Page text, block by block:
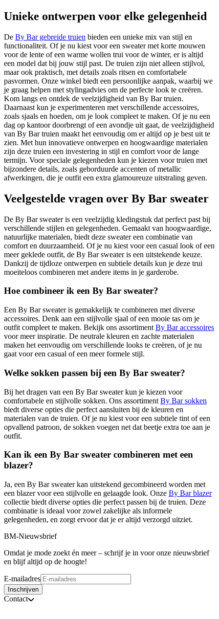
Unieke ontwerpen voor elke gelegenheid
De By Bar gebreide truien bieden een unieke mix van stijl en
functionaliteit. Of je nu kiest voor een sweater met korte mouwen
voor de lente of een warme wollen trui voor de winter, er is altijd
een model dat bij jouw stijl past. De truien zijn niet alleen stijlvol,
maar ook praktisch, met details zoals ritsen en comfortabele
pasvormen. Onze winkel biedt een persoonlijke aanpak, waarbij we
je graag helpen met stylingadvies om de perfecte look te creëren.
Kom langs en ontdek de veelzijdigheid van By Bar truien.
Daarnaast kun je experimenteren met verschillende accessoires,
zoals sjaals en hoeden, om je look compleet te maken. Of je nu een
dag op kantoor doorbrengt of een avondje uit gaat, de veelzijdigheid
van By Bar truien maakt het eenvoudig om er altijd op je best uit te
zien. Met hun innovatieve ontwerpen en hoogwaardige materialen
zijn deze truien een investering in stijl en comfort voor de lange
termijn. Voor speciale gelegenheden kun je kiezen voor truien met
bijzondere details, zoals geborduurde accenten of metallic
afwerkingen, die je outfit een extra glamoureuze uitstraling geven.
Veelgestelde vragen over By Bar sweater
De By Bar sweater is een veelzijdig kledingstuk dat perfect past bij
verschillende stijlen en gelegenheden. Gemaakt van hoogwaardige,
natuurlijke materialen, biedt deze sweater een combinatie van
comfort en duurzaamheid. Of je nu kiest voor een casual look of een
meer geklede outfit, de By Bar sweater is een uitstekende keuze.
Dankzij de tijdloze ontwerpen en subtiele details kun je deze trui
moeiteloos combineren met andere items in je garderobe.
Hoe combineer ik een By Bar sweater?
Een By Bar sweater is gemakkelijk te combineren met diverse
accessoires. Denk aan een stijlvolle sjaal of een mooie tas om je
outfit compleet te maken. Bekijk ons assortiment By Bar accessoires
voor meer inspiratie. De neutrale kleuren en zachte materialen
maken het eenvoudig om verschillende looks te creëren, of je nu
gaat voor een casual of een meer formele stijl.
Welke sokken passen bij een By Bar sweater?
Bij het dragen van een By Bar sweater kun je kiezen voor
comfortabele en stijlvolle sokken. Ons assortiment By Bar sokken
biedt diverse opties die perfect aansluiten bij de kleuren en
materialen van de truien. Of je nu kiest voor een subtiele tint of een
opvallend patroon, de sokken voegen net dat beetje extra toe aan je
outfit.
Kan ik een By Bar sweater combineren met een
blazer?
Ja, een By Bar sweater kan uitstekend gecombineerd worden met
een blazer voor een stijlvolle en gelaagde look. Onze By Bar blazer
collectie biedt diverse opties die perfect passen bij de truien. Deze
combinatie is ideaal voor zowel zakelijke als informele
gelegenheden, en zorgt ervoor dat je er altijd verzorgd uitziet.
BM-Nieuwsbrief
Omdat je mode zoekt én meer – schrijf je in voor onze nieuwsbrief
en blijf altijd op de hoogte!
E-mailadres
Inschrijven
Contact